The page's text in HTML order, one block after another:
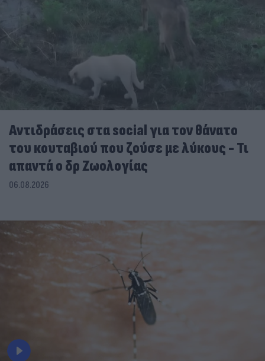
Αντιδράσεις στα social για τον θάνατο
του κουταβιού που ζούσε με λύκους - Τι
απαντά ο δρ Ζωολογίας
06.08.2026